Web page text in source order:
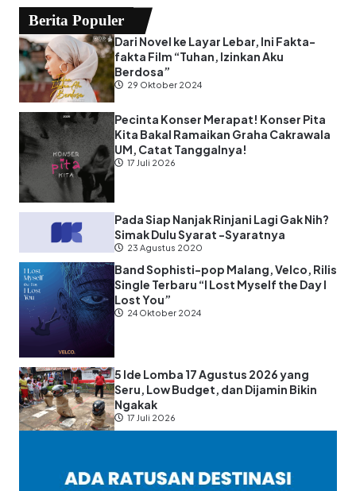
Berita Populer
Dari Novel ke Layar Lebar, Ini Fakta-
fakta Film “Tuhan, Izinkan Aku
Berdosa”
29 Oktober 2024
Pecinta Konser Merapat! Konser Pita
Kita Bakal Ramaikan Graha Cakrawala
UM, Catat Tanggalnya!
17 Juli 2026
Pada Siap Nanjak Rinjani Lagi Gak Nih?
Simak Dulu Syarat -Syaratnya
23 Agustus 2020
Band Sophisti-pop Malang, Velco, Rilis
Single Terbaru “I Lost Myself the Day I
Lost You”
24 Oktober 2024
5 Ide Lomba 17 Agustus 2026 yang
Seru, Low Budget, dan Dijamin Bikin
Ngakak
17 Juli 2026